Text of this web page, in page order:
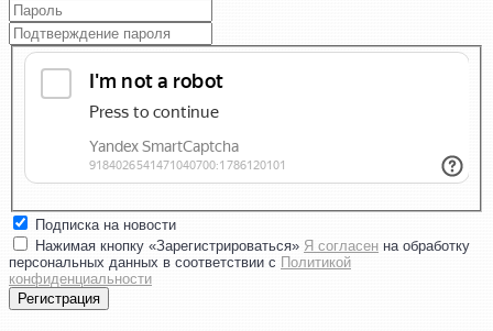
Подписка на новости
Нажимая кнопку «Зарегистрироваться» Я согласен на обработку
персональных данных в соответствии с Политикой
конфиденциальности
Регистрация